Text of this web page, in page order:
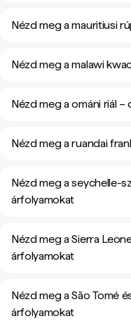
Nézd meg a mauritiusi
Nézd meg a malawi
Nézd meg a ománi riál
Nézd meg a ruandai
Nézd meg a seychelle-
árfolyamokat
Nézd meg a Sierra
árfolyamokat
Nézd meg a São Tomé
árfolyamokat